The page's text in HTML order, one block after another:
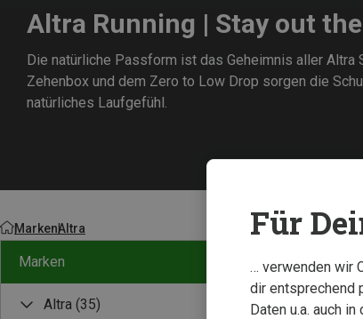
Altra Running | Stay out
Die natürliche Passform ist das Geheimnis aller Altra
Zehenbox und dem Zero to Low Drop sorgen die
natürliches Laufgefühl.
MarkenAltra
Marken
Altra (35)
Für
… verwenden wir
dir entsprechend
Daten u.a. auch